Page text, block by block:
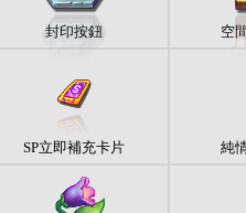
封印按鈕 空
SP立即補充卡片 純